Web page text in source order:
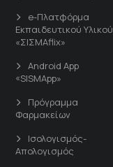
e-Πλατφόρμα
Εκπαιδευτικού Υλικού
«ΣΙΣΜΑflix»
Android App
«SISMApp»
Πρόγραμμα
Φαρμακείων
Ισολογισμός-
Απολογισμός